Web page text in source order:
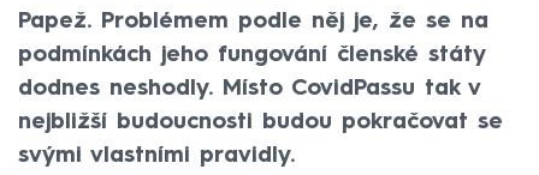
Papež. Problémem podle něj je, že se na
podmínkách jeho fungování členské státy
dodnes neshodly. Místo CovidPassu tak v
nejbližší budoucnosti budou pokračovat se
svými vlastními pravidly.